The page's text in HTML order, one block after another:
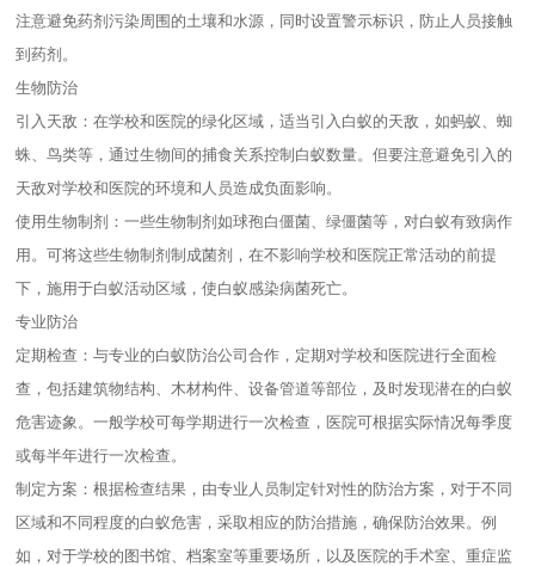
注意避免药剂污染周围的土壤和水源，同时设置警示标识，防止人员接触
到药剂。
生物防治
引入天敌：在学校和医院的绿化区域，适当引入白蚁的天敌，如蚂蚁、蜘
蛛、鸟类等，通过生物间的捕食关系控制白蚁数量。但要注意避免引入的
天敌对学校和医院的环境和人员造成负面影响。
使用生物制剂：一些生物制剂如球孢白僵菌、绿僵菌等，对白蚁有致病作
用。可将这些生物制剂制成菌剂，在不影响学校和医院正常活动的前提
下，施用于白蚁活动区域，使白蚁感染病菌死亡。
专业防治
定期检查：与专业的白蚁防治公司合作，定期对学校和医院进行全面检
查，包括建筑物结构、木材构件、设备管道等部位，及时发现潜在的白蚁
危害迹象。一般学校可每学期进行一次检查，医院可根据实际情况每季度
或每半年进行一次检查。
制定方案：根据检查结果，由专业人员制定针对性的防治方案，对于不同
区域和不同程度的白蚁危害，采取相应的防治措施，确保防治效果。例
如，对于学校的图书馆、档案室等重要场所，以及医院的手术室、重症监